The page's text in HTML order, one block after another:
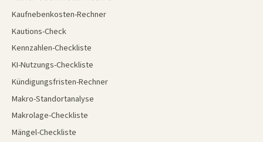
Kaufnebenkosten-Rechner
Kautions-Check
Kennzahlen-Checkliste
KI-Nutzungs-Checkliste
Kündigungsfristen-Rechner
Makro-Standortanalyse
Makrolage-Checkliste
Mängel-Checkliste